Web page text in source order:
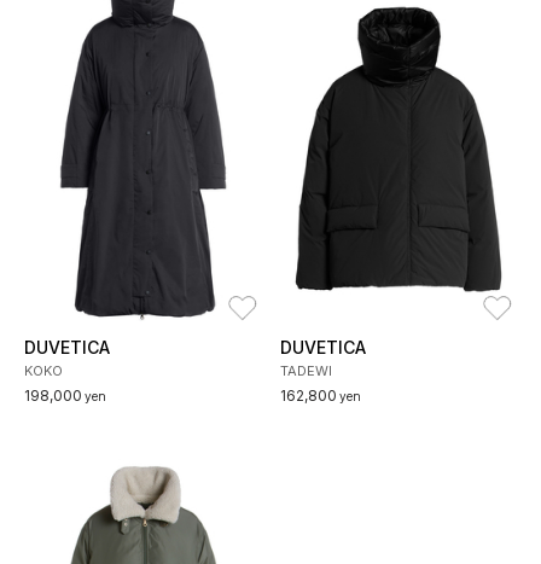
お気に入り
DUVETICA
KOKO
198,000 yen
DUVETICA
TADEWI
162,800 yen